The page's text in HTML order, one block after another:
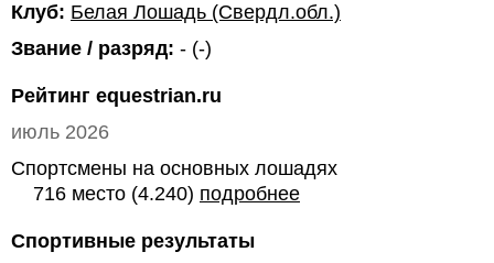
Клуб: Белая Лошадь (Свердл.обл.)
Звание / разряд: - (-)
Рейтинг equestrian.ru
июль 2026
Спортсмены на основных лошадях
716 место (4.240) подробнее
Спортивные результаты